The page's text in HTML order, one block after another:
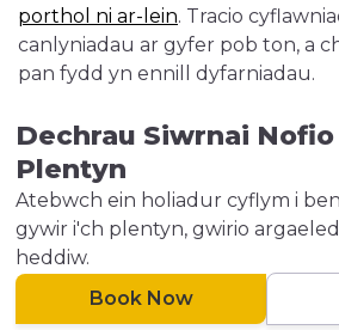
porthol ni ar-lein. Tracio
canlyniadau ar gyfer pob ton, a
pan fydd yn ennill dyfarniadau.
Dechrau Siwrnai Nofio
Plentyn
Atebwch ein holiadur cyflym i
gywir i'ch plentyn, gwirio
heddiw.
Book Now